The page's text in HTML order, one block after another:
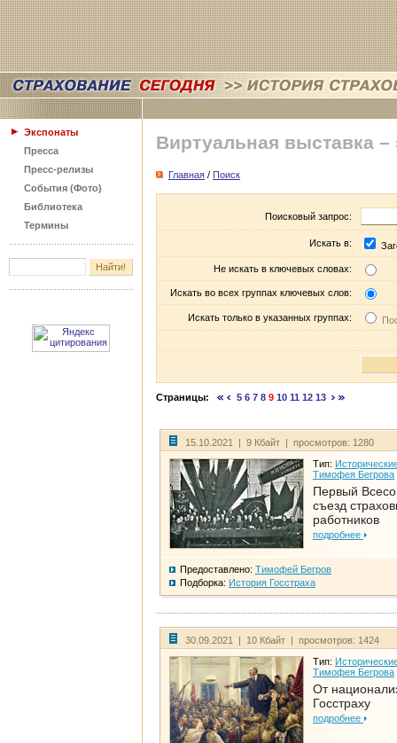
Экспонаты
Пресса
Пресс-релизы
События (Фото)
Библиотека
Термины
Виртуальная выставка –
Главная / Поиск
Поисковый запрос:
Искать в:
Не искать в ключевых словах:
Искать во всех группах ключевых слов:
Искать только в указанных группах:
Страницы: 5 6 7 8 9 10 11 12 13
15.10.2021 | 9 Кбайт | просмотров: 1280
Тип:
Тимофея Бегрова
Первый
съезд
работников
подробнее
Предоставлено: Тимофей Бегров
Подборка: История Госстраха
30.09.2021 | 10 Кбайт | просмотров: 1424
Тип:
Тимофея Бегрова
От
Госстраху
подробнее